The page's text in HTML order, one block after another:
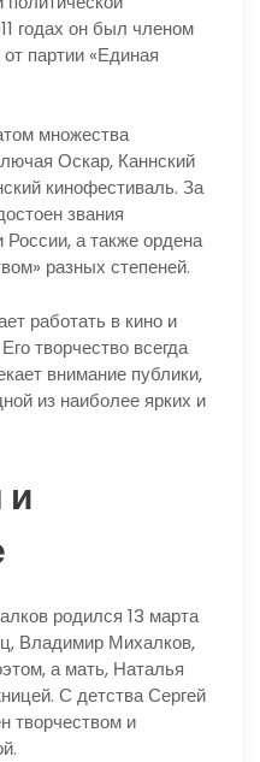
годах он был членом
партии «Единая
множества
Оскар, Каннский
кинофестиваль. За
звания
а также ордена
разных степеней.
работать в кино и
творчество всегда
внимание публики,
из наиболее ярких и
и
родился 13 марта
Владимир Михалков,
а мать, Наталья
С детства Сергей
творчеством и